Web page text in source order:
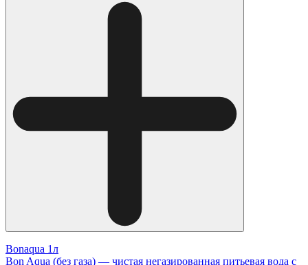
Bonaqua 1л
Bon Aqua (без газа) — чистая негазированная питьевая вода с